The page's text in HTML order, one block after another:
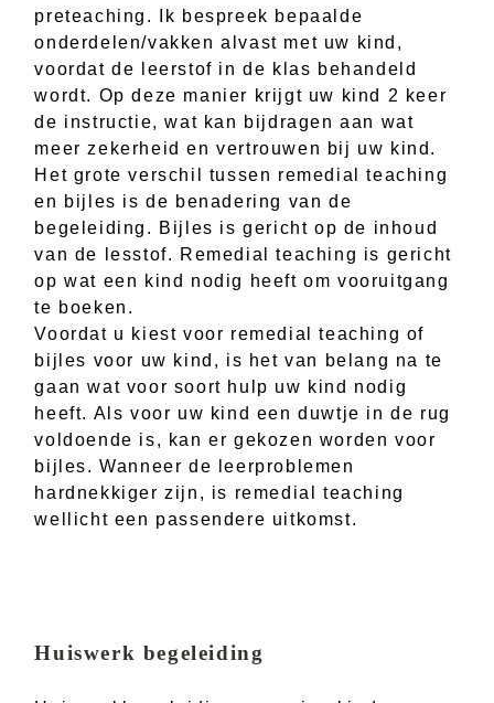
preteaching. Ik bespreek bepaalde
onderdelen/vakken alvast met uw kind,
voordat de leerstof in de klas behandeld
wordt. Op deze manier krijgt uw kind 2 keer
de instructie, wat kan bijdragen aan wat
meer zekerheid en vertrouwen bij uw kind.
Het grote verschil tussen remedial teaching
en bijles is de benadering van de
begeleiding. Bijles is gericht op de inhoud
van de lesstof. Remedial teaching is gericht
op wat een kind nodig heeft om vooruitgang
te boeken.
Voordat u kiest voor remedial teaching of
bijles voor uw kind, is het van belang na te
gaan wat voor soort hulp uw kind nodig
heeft. Als voor uw kind een duwtje in de rug
voldoende is, kan er gekozen worden voor
bijles. Wanneer de leerproblemen
hardnekkiger zijn, is remedial teaching
wellicht een passendere uitkomst.
Huiswerk begeleiding